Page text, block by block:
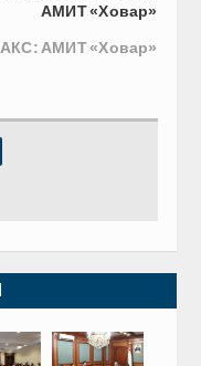
АМИТ «Ховар»
АКС: АМИТ «Ховар»